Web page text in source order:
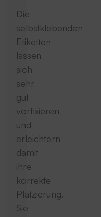
Die
selbstklebenden
Etiketten
lassen
sich
sehr
gut
vorfixieren
und
erleichtern
damit
ihre
korrekte
Platzierung.
Sie